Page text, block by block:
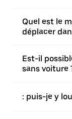
Quel est le
déplacer
Est-il
sans voiture
: puis-je y